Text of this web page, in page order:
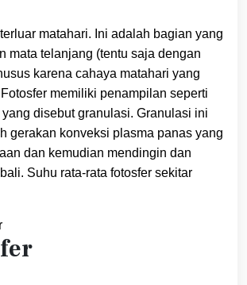
matahari. Ini adalah bagian yang
mata telanjang (tentu saja dengan
karena cahaya matahari yang
memiliki penampilan seperti
disebut granulasi. Granulasi ini
gerakan konveksi plasma panas yang
dan kemudian mendingin dan
Suhu rata-rata fotosfer sekitar